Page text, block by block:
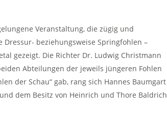
Veranstaltung, die zügig und
beziehungsweise Springfohlen –
gezeigt. Die Richter Dr. Ludwig Christmann
Abteilungen der jeweils jüngeren Fohlen
der Schau“ gab, rang sich Hannes Baumgart
dem Besitz von Heinrich und Thore Baldrich